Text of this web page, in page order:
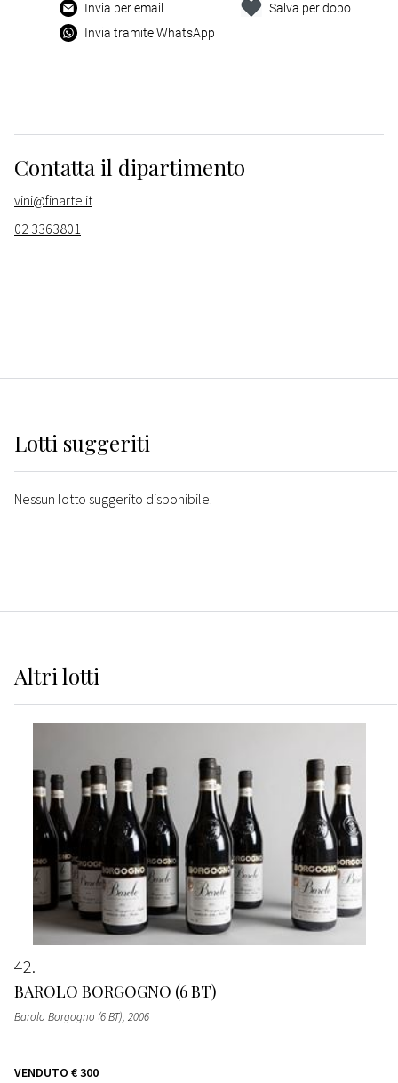
Invia per email
Invia tramite WhatsApp
Salva per dopo
Contatta il dipartimento
vini@finarte.it
02 3363801
Lotti suggeriti
Nessun lotto suggerito disponibile.
Altrilotti
42
BAROLO BORGOGNO (6 BT)
Barolo Borgogno (6 BT), 2006
VENDUTO € 300